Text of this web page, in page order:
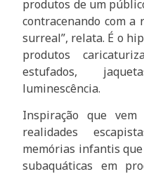
produtos de um
contracenando com a
surreal”, relata. É o
produtos
estufados,
luminescência.
Inspiração que
realidades
memórias infantis
subaquáticas em